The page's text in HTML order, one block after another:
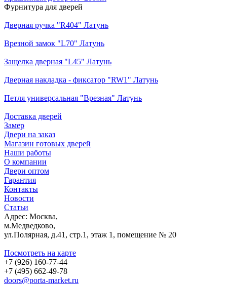
Фурнитура для дверей
Дверная ручка "R404" Латунь
Врезной замок "L70" Латунь
Защелка дверная "L45" Латунь
Дверная накладка - фиксатор "RW1" Латунь
Петля универсальная "Врезная" Латунь
Доставка дверей
Замер
Двери на заказ
Магазин готовых дверей
Наши работы
О компании
Двери оптом
Гарантия
Контакты
Новости
Статьи
Адрес: Москва,
м.Медведково,
ул.Полярная, д.41, стр.1, этаж 1, помещение № 20
Посмотреть на карте
+7 (926) 160-77-44
+7 (495) 662-49-78
doors@porta-market.ru